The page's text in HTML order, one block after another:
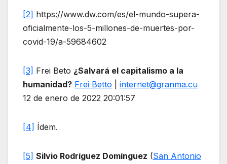
[2] https://www.dw.com/es/el-mundo-supera-
oficialmente-los-5-millones-de-muertes-por-
covid-19/a-59684602
[3] Frei Beto ¿Salvará el capitalismo a la
humanidad? Frei Betto
internet@granma.cu
12 de enero de 2022 20:01:57
[4] Ídem.
[5] Silvio Rodríguez Domínguez (San Antonio